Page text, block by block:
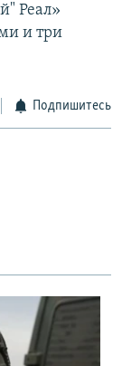
Реал»
и три
Подпишитесь